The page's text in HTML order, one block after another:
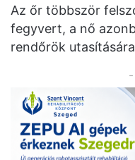
Az őr többször
fegyvert, a nő
rendőrök